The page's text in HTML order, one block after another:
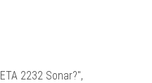
2232 Sonar?",